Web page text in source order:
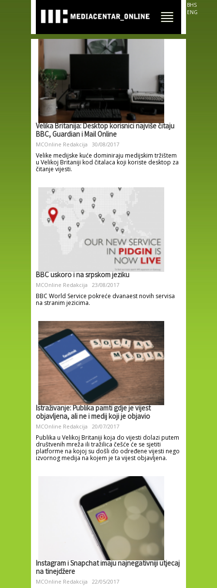
main
content
BHS
ENG
Velika Britanija: Desktop korisnici najviše čitaju
BBC, Guardian i Mail Online
MCOnline Redakcija 30/08/2017
Velike medijske kuće dominiraju medijskim tržištem
u Velikoj Britaniji kod čitalaca koji koriste desktop za
čitanje vijesti.
BBC uskoro i na srpskom jeziku
MCOnline Redakcija 23/08/2017
BBC World Service pokreće dvanaest novih servisa
na stranim jezicima.
Istraživanje: Publika pamti gdje je vijest
objavljena, ali ne i medij koji je objavio
MCOnline Redakcija 20/07/2017
Publika u Velikoj Britaniji koja do vijesti dolazi putem
društvenih mreža ili tražilica češće će se sjetiti
platforme na kojoj su došli do određene vijesti nego
izvornog medija na kojem je ta vijest objavljena.
Instagram i Snapchat imaju najnegativniji utjecaj
na tinejdžere
MCOnline Redakcija 22/05/2017